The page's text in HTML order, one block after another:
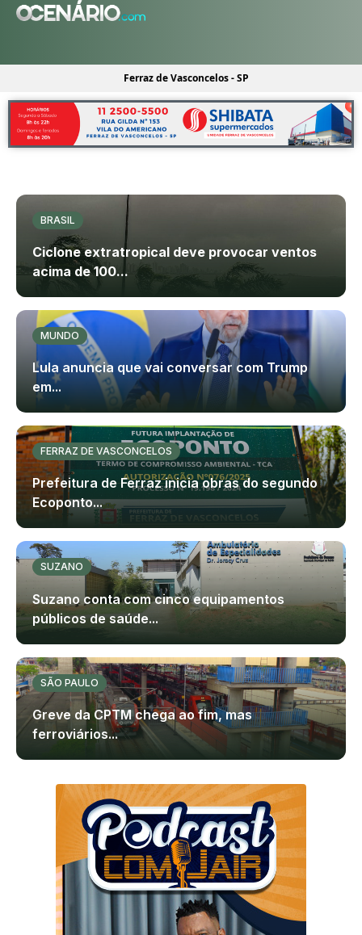
Ferraz de Vasconcelos - SP
BRASIL
Ciclone extratropical deve provocar ventos
acima de 100...
MUNDO
Lula anuncia que vai conversar com Trump
em...
FERRAZ DE VASCONCELOS
Prefeitura de Ferraz inicia obras do segundo
Ecoponto...
SUZANO
Suzano conta com cinco equipamentos
públicos de saúde...
SÃO PAULO
Greve da CPTM chega ao fim, mas
ferroviários...